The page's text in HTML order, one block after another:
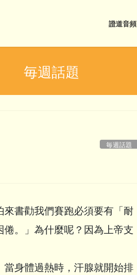
證道音頻
毎週話題
毎週話題
書勸我們賽跑必須要有「耐
。」為什麼呢？因為上帝支
身體過熱時，汗腺就開始排